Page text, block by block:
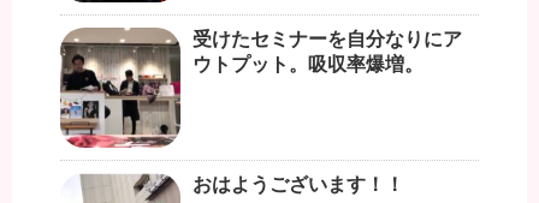
受けたセミナーを自分なりにア
ウトプット。吸収率爆増。
おはようございます！！